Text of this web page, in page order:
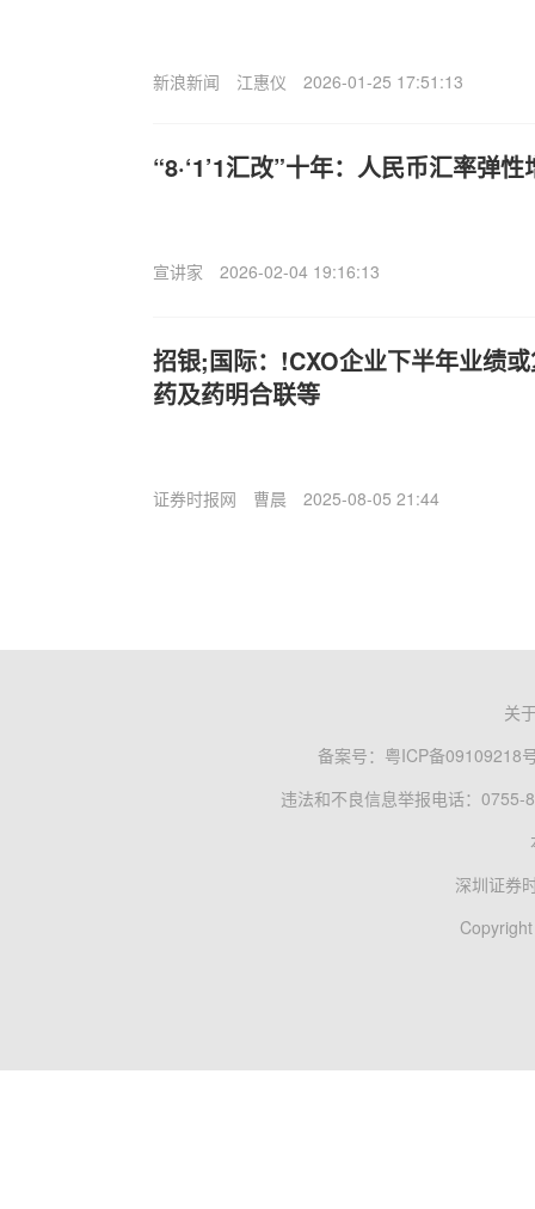
新浪新闻 江惠仪 2026-01-25 17:51:13
“8·‘1’1汇改”十年：人民币汇率弹
宣讲家 2026-02-04 19:16:13
招银;国际：!CXO企业下半年业绩
药及药明合联等
证券时报网 曹晨 2025-08-05 21:44
关
备案号： 粤ICP备09109218
违法和不良信息举报电话：0755-
深圳证券